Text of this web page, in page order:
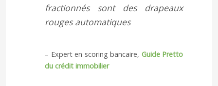
fractionnés sont des drapeaux
rouges automatiques
– Expert en scoring bancaire, Guide Pretto
du crédit immobilier